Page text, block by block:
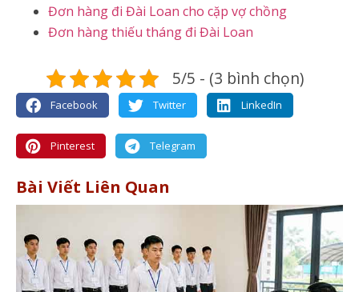
Đơn hàng đi Đài Loan cho cặp vợ chồng
Đơn hàng thiếu tháng đi Đài Loan
5/5 - (3 bình chọn)
Facebook Twitter LinkedIn
Pinterest Telegram
Bài Viết Liên Quan